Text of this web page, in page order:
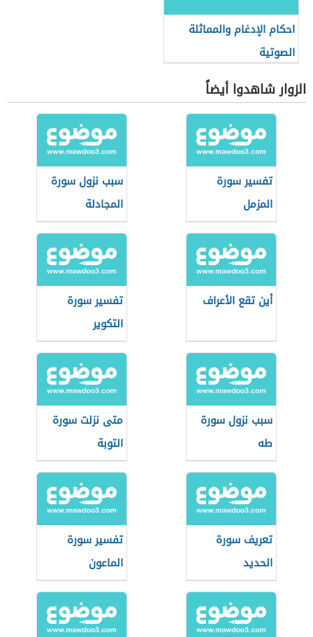
احكام الإدغام والمماثلة
الصوتية
الزوار شاهدوا أيضاً
تفسير سورة
المزمل
سبب نزول سورة
المجادلة
أين تقع الأعراف
تفسير سورة
التكوير
سبب نزول سورة
طه
متى نزلت سورة
التوبة
تعريف سورة
الحديد
تفسير سورة
الماعون